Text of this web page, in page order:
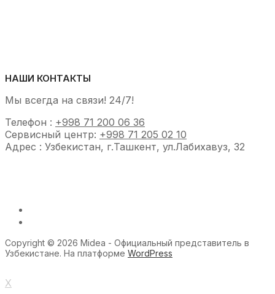
НАШИ КОНТАКТЫ
Мы всегда на связи! 24/7!
Телефон : +998 71 200 06 36
Сервисный центр: +998 71 205 02 10
Адрес : Узбекистан, г.Ташкент, ул.Лабихавуз, 32
Copyright © 2026 Midea - Официальный представитель в
Узбекистане. На платформе WordPress
X